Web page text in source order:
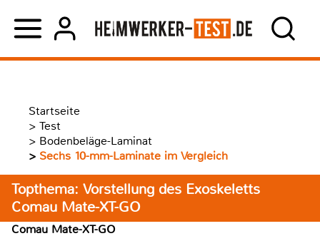
Startseite
> Test
> Bodenbeläge-Laminat
> Sechs 10-mm-Laminate im Vergleich
Topthema: Vorstellung des Exoskeletts
Comau Mate-XT-GO
Comau Mate-XT-GO